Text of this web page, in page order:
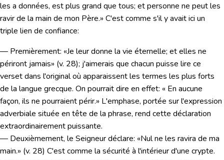
les a données, est plus grand que tous; et personne ne peut les
ravir de la main de mon Père.» C'est comme s'il y avait ici un
triple lien de confiance:
— Premièrement: «Je leur donne la vie éternelle; et elles ne
périront jamais» (v. 28); j'aimerais que chacun puisse lire ce
verset dans l'original où apparaissent les termes les plus forts
de la langue grecque. On pourrait dire en effet: « En aucune
façon, ils ne pourraient périr.» L'emphase, portée sur l'expression
adverbiale située en tête de la phrase, rend cette déclaration
extraordinairement puissante.
— Deuxièmement, le Seigneur déclare: «Nul ne les ravira de ma
main.» (v. 28) C'est comme la sécurité à l'intérieur d'une crypte.